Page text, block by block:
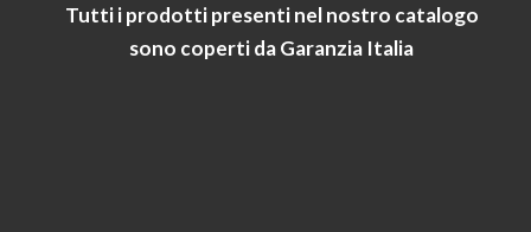
Tutti i prodotti presenti nel nostro catalogo
sono coperti da Garanzia Italia